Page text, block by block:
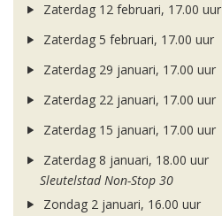
Zaterdag 12 februari, 17.00 uur
Zaterdag 5 februari, 17.00 uur
Zaterdag 29 januari, 17.00 uur
Zaterdag 22 januari, 17.00 uur
Zaterdag 15 januari, 17.00 uur
Zaterdag 8 januari, 18.00 uur
Sleutelstad Non-Stop 30
Zondag 2 januari, 16.00 uur